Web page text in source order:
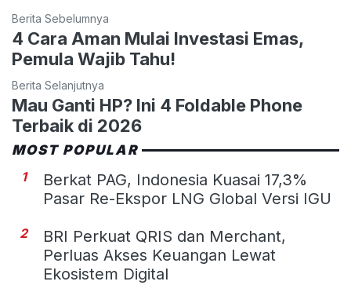
Berita Sebelumnya
4 Cara Aman Mulai Investasi Emas,
Pemula Wajib Tahu!
Berita Selanjutnya
Mau Ganti HP? Ini 4 Foldable Phone
Terbaik di 2026
MOST POPULAR
1
Berkat PAG, Indonesia Kuasai 17,3%
Pasar Re-Ekspor LNG Global Versi IGU
2
BRI Perkuat QRIS dan Merchant,
Perluas Akses Keuangan Lewat
Ekosistem Digital